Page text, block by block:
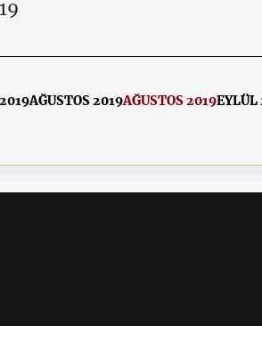
AĞUSTOS 2019AĞUSTOS 2019EYLÜL